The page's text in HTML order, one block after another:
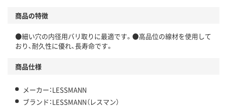
商品の特徴
●細い穴の内径用バリ取りに最適です。●高品位の線材を使用して
おり、耐久性に優れ、長寿命です。
商品仕様
メーカー：LESSMANN
ブランド：LESSMANN（レスマン）